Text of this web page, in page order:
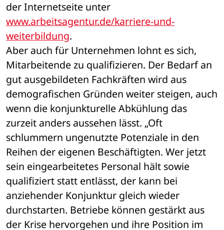
www.arbeitsagentur.de/karriere-und-
weiterbildung.
Aber auch für Unternehmen lohnt es sich,
Mitarbeitende zu qualifizieren. Der Bedarf an
gut ausgebildeten Fachkräften wird aus
demografischen Gründen weiter steigen, auch
wenn die konjunkturelle Abkühlung das
zurzeit anders aussehen lässt. „Oft
schlummern ungenutzte Potenziale in den
Reihen der eigenen Beschäftigten. Wer jetzt
sein eingearbeitetes Personal hält sowie
qualifiziert statt entlässt, der kann bei
anziehender Konjunktur gleich wieder
durchstarten. Betriebe können gestärkt aus
der Krise hervorgehen und ihre Position im